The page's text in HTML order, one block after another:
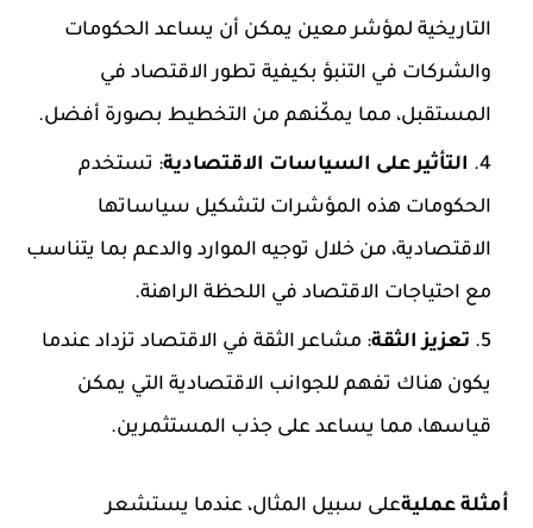
التاريخية لمؤشر معين يمكن أن يساعد الحكومات
والشركات في التنبؤ بكيفية تطور الاقتصاد في
المستقبل، مما يمكّنهم من التخطيط بصورة أفضل.
التأثير على السياسات الاقتصادية: تستخدم
الحكومات هذه المؤشرات لتشكيل سياساتها
الاقتصادية، من خلال توجيه الموارد والدعم بما يتناسب
مع احتياجات الاقتصاد في اللحظة الراهنة.
تعزيز الثقة: مشاعر الثقة في الاقتصاد تزداد عندما
يكون هناك تفهم للجوانب الاقتصادية التي يمكن
قياسها، مما يساعد على جذب المستثمرين.
أمثلة عمليةعلى سبيل المثال، عندما يستشعر